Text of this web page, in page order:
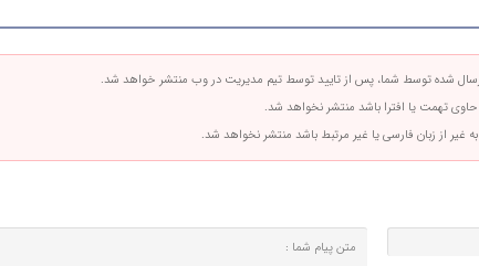
شده توسط شما، پس از تایید توسط تیم مدیریت در وب منتشر خواهد شد.
تهمت یا افترا باشد منتشر نخواهد شد.
غیر از زبان فارسی یا غیر مرتبط باشد منتشر نخواهد شد.